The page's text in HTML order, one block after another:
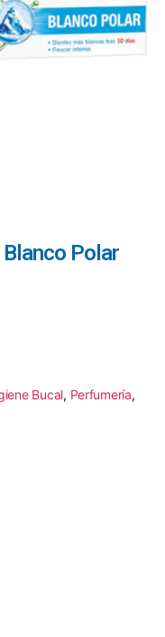
Polar
Bucal, Perfumería,